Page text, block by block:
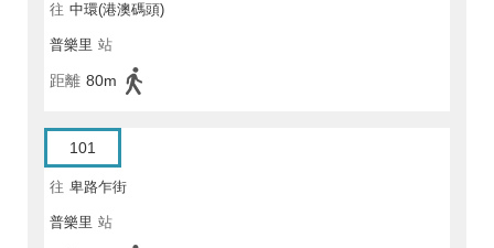
往 中環(港澳碼頭)
普樂里 站
距離 80m
101
往 卑路乍街
普樂里 站